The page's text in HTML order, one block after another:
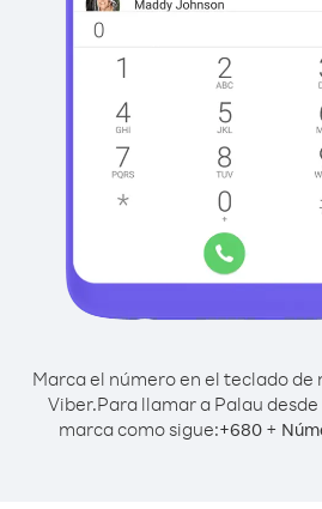
Marca el número en el teclado de
Viber.Para llamar a Palau
marca como sigue:+680 +